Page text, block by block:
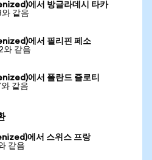
에서 방글라데시 타카
와 같음
에서 필리핀 페소
와 같음
에서 폴란드 즐로티
같음
에서 스위스 프랑
같음